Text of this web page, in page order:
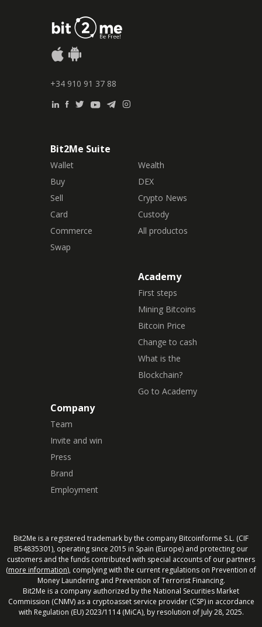
+34 910 91 37 88
Bit2Me Suite
Wallet
Buy
Sell
Card
Commerce
Swap
Wealth
DEX
Crypto News
Custody
All productos
Academy
First steps
Mining Bitcoins
Bitcoin Price
Change to cash
What is the
Blockchain?
Go to Academy
Company
Team
Invite and win
Press
Brand
Employment
Bit2Me is a registered trademark by the company Bitcoinforme S.L. (CIF
B54835301), operating since 2015 in Spain (Europe) and protecting our
customers and the funds contributed with special accounts of our partners
(more information), complying with the current regulations on Prevention of
Money Laundering and Prevention of Terrorist Financing.
Bit2Me is a company authorized by the National Securities Market
Commission (CNMV) as a cryptoasset service provider (CSP) in accordance
with Regulation (EU) 2023/1114 (MiCA), by resolution of July 28, 2025.